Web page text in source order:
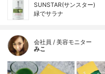
SUNSTAR(サンスター)
緑でサラナ
会社員 / 美容モニター
みこ